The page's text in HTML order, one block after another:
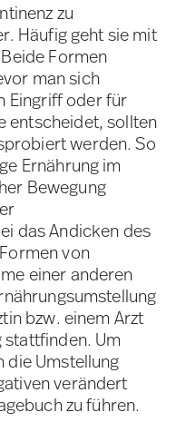
zu
Häufig geht sie mit
Formen
man sich
Eingriff oder für
entscheidet, sollten
werden. So
Ernährung im
Bewegung
das Andicken des
von
einer anderen
bzw. einem Arzt
Um
die Umstellung
verändert
zu führen.